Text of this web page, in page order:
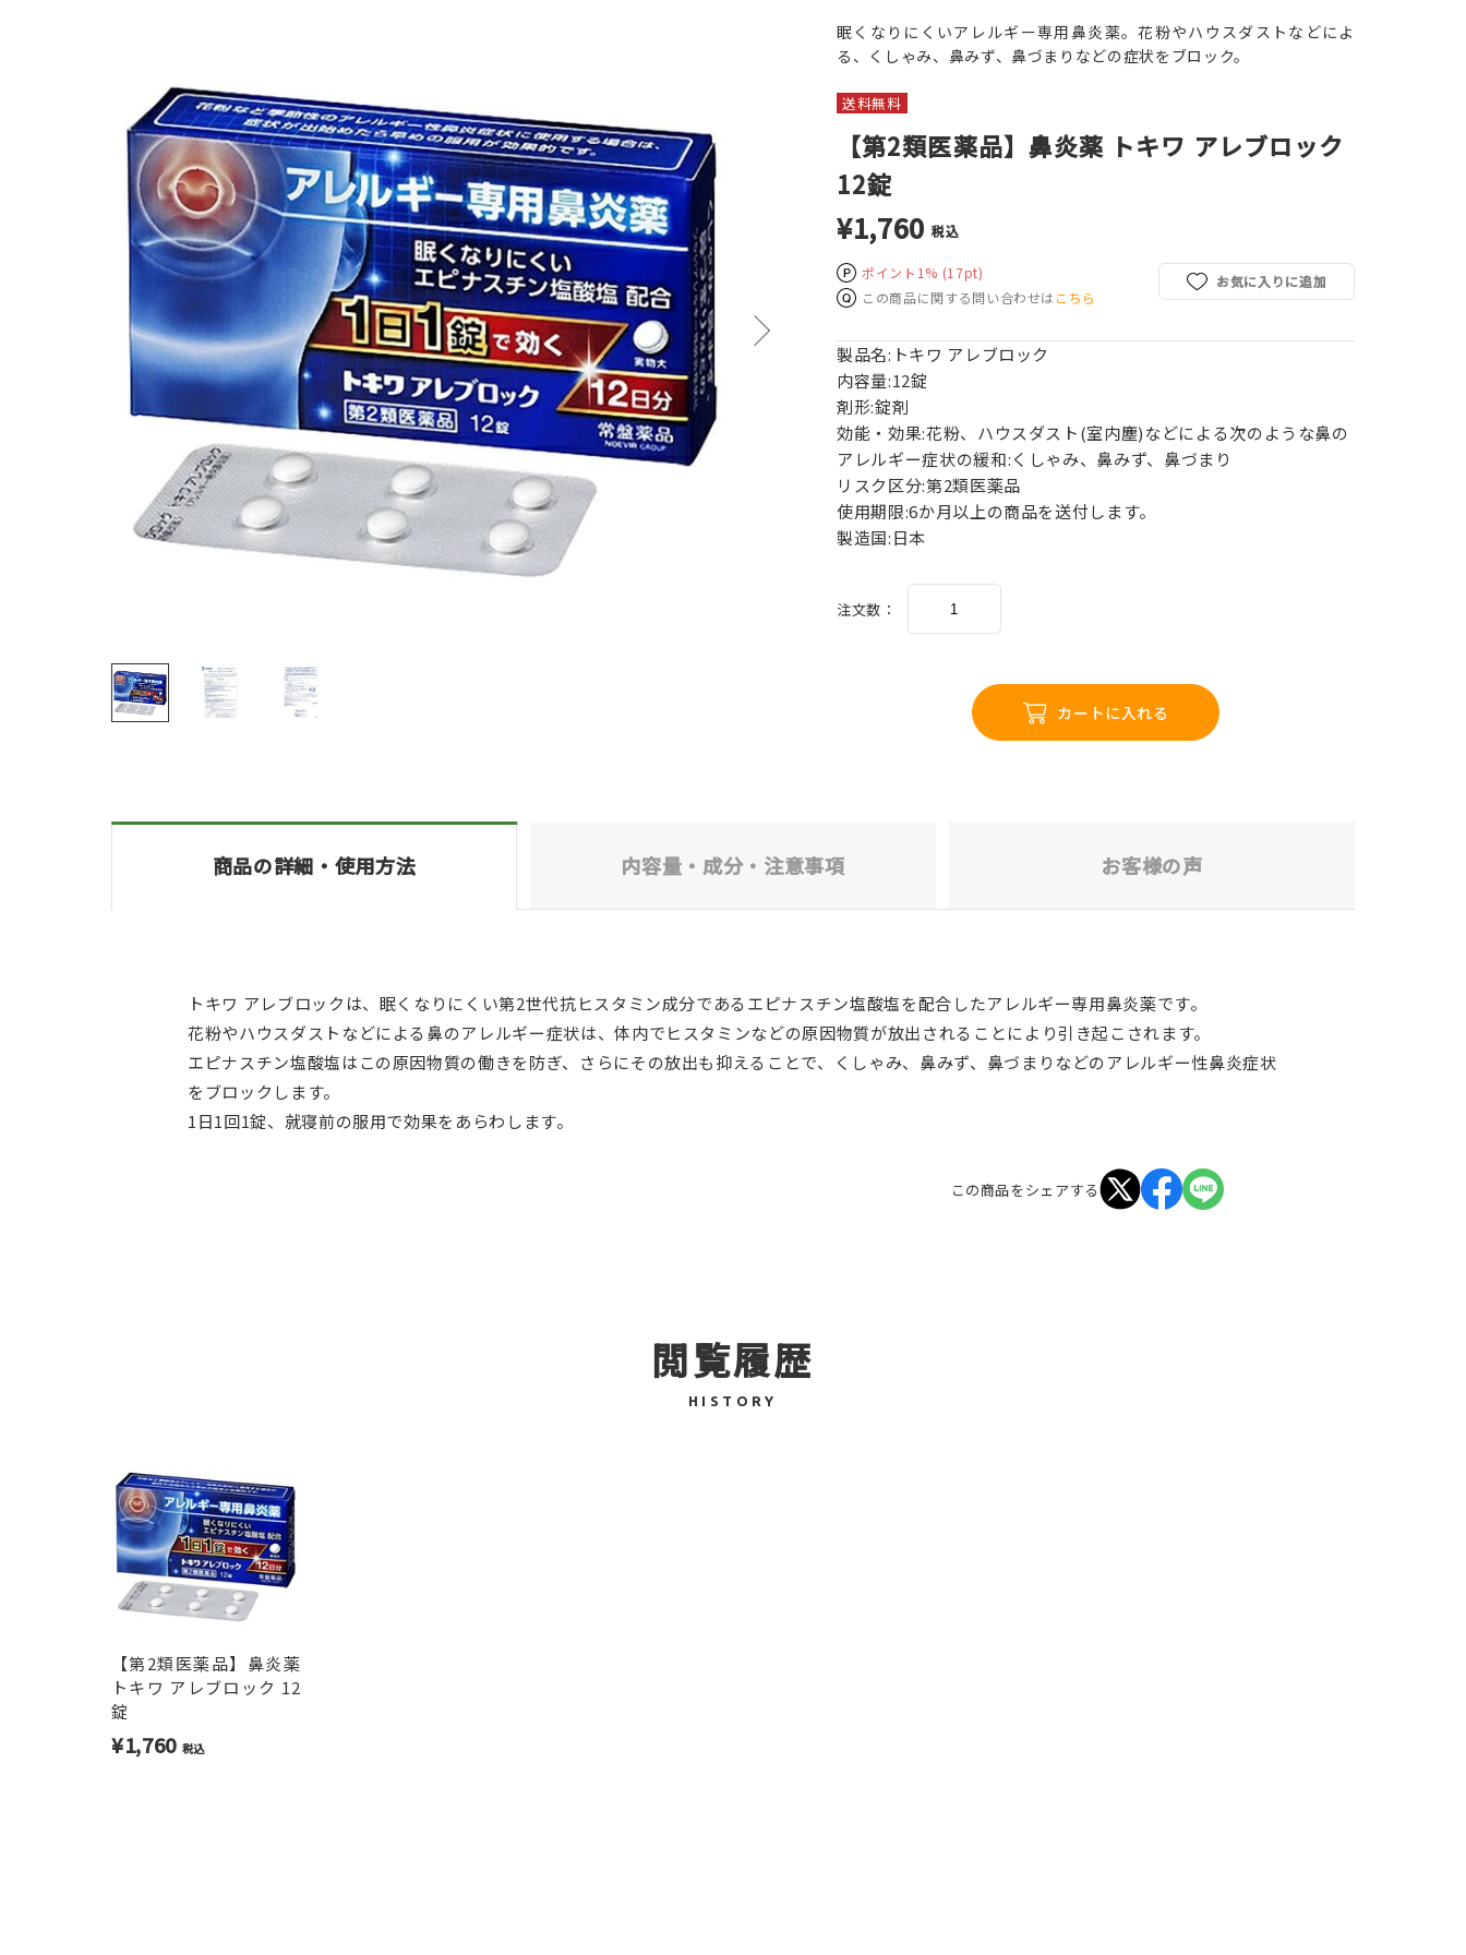
眠くなりにくいアレルギー専用鼻炎薬。花粉やハウスダストなどによ
る、くしゃみ、鼻みず、鼻づまりなどの症状をブロック。
送料無料
【第2類医薬品】鼻炎薬 トキワ アレブロック
12錠
¥1,760 税込
ポイント1% (17pt)
この商品に関する問い合わせは こちら
お気に入りに追加
製品名:トキワ アレブロック
内容量:12錠
剤形:錠剤
効能・効果:花粉、ハウスダスト(室内塵)などによる次のような鼻の
アレルギー症状の緩和:くしゃみ、鼻みず、鼻づまり
リスク区分:第2類医薬品
使用期限:6か月以上の商品を送付します。
製造国:日本
注文数：
カートに入れる
商品の詳細・ 使用方法 内容量・成分・ 注意事項 お客様の声
トキワ アレブロックは、眠くなりにくい第2世代抗ヒスタミン成分であるエピナスチン塩酸塩を配合したアレルギー専用鼻炎薬です。
花粉やハウスダストなどによる鼻のアレルギー症状は、体内でヒスタミンなどの原因物質が放出されることにより引き起こされます。
エピナスチン塩酸塩はこの原因物質の働きを防ぎ、さらにその放出も抑えることで、くしゃみ、鼻みず、鼻づまりなどのアレルギー性鼻炎症状
をブロックします。
1日1回1錠、就寝前の服用で効果をあらわします。
この商品をシェアする
閲覧履歴
HISTORY
【第2類医薬品】鼻炎薬
トキワ アレブロック 12
錠
¥1,760 税込